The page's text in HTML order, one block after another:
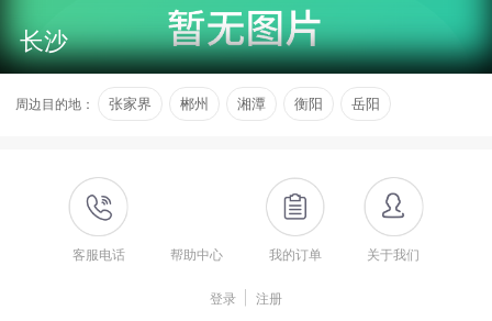
长沙
周边目的地： 张家界 郴州 湘潭 衡阳 岳阳
客服电话 帮助中心 我的订单 关于我们
登录 注册